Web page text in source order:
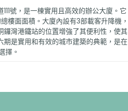
號，是一棟實用且高效的辦公大廈。它
樓面面積。大廈內設有3部載客升降機，
灣港鐵站的位置增強了其便利性，使其
是實用和有效的城市建築的典範，是在
擇。